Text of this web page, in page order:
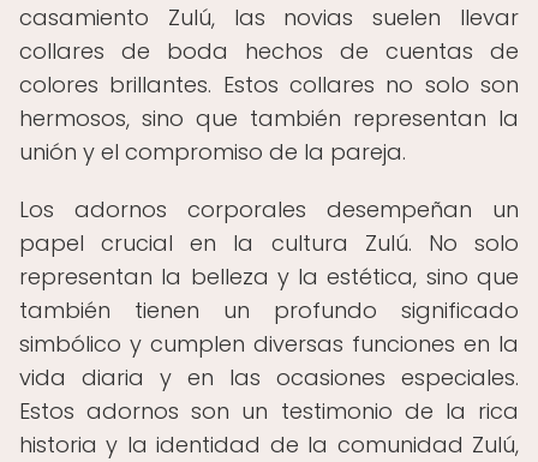
casamiento Zulú, las novias suelen llevar
collares de boda hechos de cuentas de
colores brillantes. Estos collares no solo son
hermosos, sino que también representan la
unión y el compromiso de la pareja.
Los adornos corporales desempeñan un
papel crucial en la cultura Zulú. No solo
representan la belleza y la estética, sino que
también tienen un profundo significado
simbólico y cumplen diversas funciones en la
vida diaria y en las ocasiones especiales.
Estos adornos son un testimonio de la rica
historia y la identidad de la comunidad Zulú,